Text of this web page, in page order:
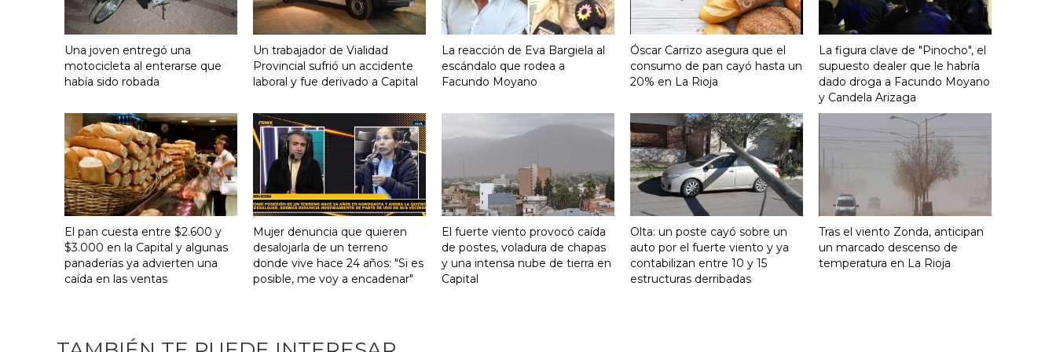
Una joven entregó una
motocicleta al enterarse que
había sido robada
Un trabajador de Vialidad
Provincial sufrió un accidente
laboral y fue derivado a Capital
La reacción de Eva Bargiela al
escándalo que rodea a
Facundo Moyano
Óscar Carrizo asegura que el
consumo de pan cayó hasta un
20% en La Rioja
La figura clave de "Pinocho", el
supuesto dealer que le habría
dado droga a Facundo Moyano
y Candela Arizaga
El pan cuesta entre $2.600 y
$3.000 en la Capital y algunas
panaderías ya advierten una
caída en las ventas
Mujer denuncia que quieren
desalojarla de un terreno
donde vive hace 24 años: "Si es
posible, me voy a encadenar"
El fuerte viento provocó caída
de postes, voladura de chapas
y una intensa nube de tierra en
Capital
Olta: un poste cayó sobre un
auto por el fuerte viento y ya
contabilizan entre 10 y 15
estructuras derribadas
Tras el viento Zonda, anticipan
un marcado descenso de
temperatura en La Rioja